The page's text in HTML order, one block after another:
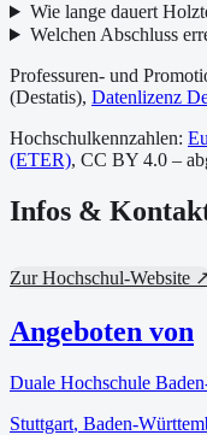
Wie lange dauert
Welchen Abschluss
Professuren- und
(Destatis), Datenlizenz
Hochschulkennzahlen:
(ETER), CC BY 4.0 –
Infos &
Zur Hochschul-Website
Angeboten von
Duale Hochschule
Stuttgart, Baden-